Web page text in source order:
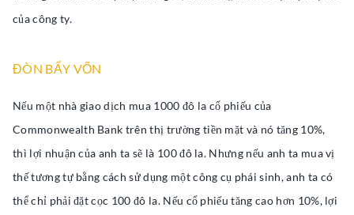
của công ty.
ĐÒN BẨY VỐN
Nếu một nhà giao dịch mua 1000 đô la cổ phiếu của
Commonwealth Bank trên thị trường tiền mặt và nó tăng 10%,
thì lợi nhuận của anh ta sẽ là 100 đô la. Nhưng nếu anh ta mua vị
thế tương tự bằng cách sử dụng một công cụ phái sinh, anh ta có
thể chỉ phải đặt cọc 100 đô la. Nếu cổ phiếu tăng cao hơn 10%, lợi